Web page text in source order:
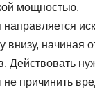
мощностью.
направляется
внизу, начиная
Действовать
не причинить